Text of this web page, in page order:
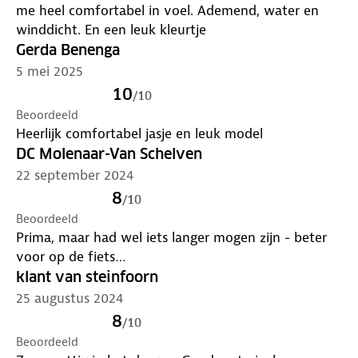
Buitenstof: 100% Gerecycled polyester
Voering: 100% Gerecycled polyester
me heel comfortabel in voel. Ademend, water en
winddicht. En een leuk kleurtje
Gerda Benenga
5 mei 2025
10/10
Beoordeeld
Heerlijk comfortabel jasje en leuk model
DC Molenaar-Van Schelven
22 september 2024
8/10
Beoordeeld
Prima, maar had wel iets langer mogen zijn - beter
voor op de fiets…
klant van steinfoorn
25 augustus 2024
8/10
Beoordeeld